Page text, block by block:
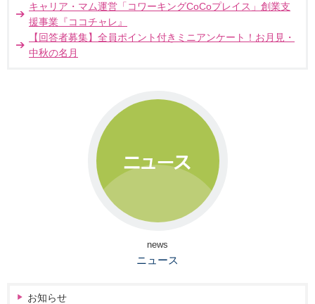
キャリア・マム運営「コワーキングCoCoプレイス」創業支
援事業『ココチャレ』
【回答者募集】全員ポイント付きミニアンケート！お月見・
中秋の名月
news
ニュース
お知らせ